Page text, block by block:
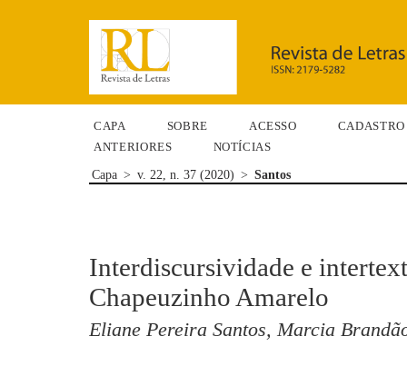
CAPA SOBRE ACESSO
CADASTRO
ANTERIORES
NOTÍCIAS
Capa > v. 22, n. 37 (2020) > Santos
Interdiscursividade e
Chapeuzinho Amarelo
Eliane Pereira Santos, Marcia